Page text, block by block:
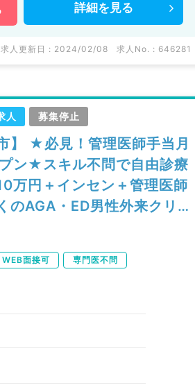
詳細を 見る
求人更新日 : 2024/02/08 求人No. : 646281
人 募集停止
】 ★必見！管理医師手当月
ン★スキル不問で自由診療
万円＋インセン＋管理医師
AGA・ED男性外来クリニ
科目不問／非常勤）
WEB面接可 専門医不問